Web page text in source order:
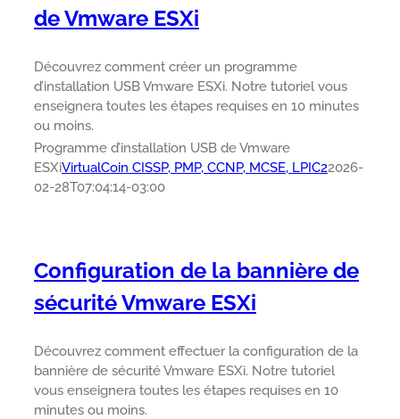
de Vmware ESXi
Découvrez comment créer un programme
d’installation USB Vmware ESXi. Notre tutoriel vous
enseignera toutes les étapes requises en 10 minutes
ou moins.
Programme d’installation USB de Vmware
ESXiVirtualCoin CISSP, PMP, CCNP, MCSE, LPIC22026-
02-28T07:04:14-03:00
Configuration de la bannière de
sécurité Vmware ESXi
Découvrez comment effectuer la configuration de la
bannière de sécurité Vmware ESXi. Notre tutoriel
vous enseignera toutes les étapes requises en 10
minutes ou moins.